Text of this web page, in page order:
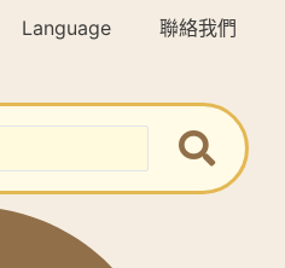
Language 聯絡我們